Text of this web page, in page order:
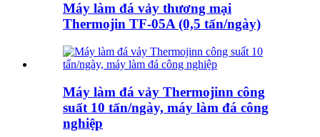
Máy làm đá vảy thương mại
Thermojin TF-05A (0,5 tấn/ngày)
Máy làm đá vảy Thermojinn công
suất 10 tấn/ngày, máy làm đá công
nghiệp